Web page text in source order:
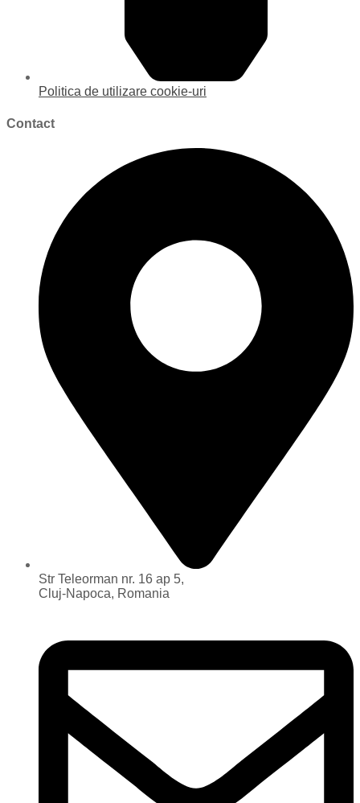
Politica de utilizare cookie-uri
Contact
Str Teleorman nr. 16 ap 5,
Cluj-Napoca, Romania